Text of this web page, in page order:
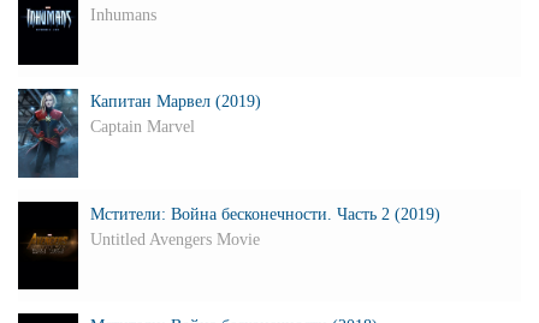
Inhumans
Капитан Марвел (2019)
Captain Marvel
Мстители: Война бесконечности. Часть 2 (2019)
Untitled Avengers Movie